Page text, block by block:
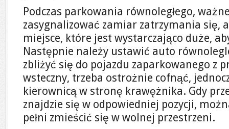
Podczas parkowania równoległego,
zasygnalizować zamiar zatrzymania się,
miejsce, które jest wystarczająco duże,
Następnie należy ustawić auto
zbliżyć się do pojazdu zaparkowanego z
wsteczny, trzeba ostrożnie cofnąć,
kierownicą w stronę krawężnika. Gdy
znajdzie się w odpowiedniej pozycji,
pełni zmieścić się w wolnej przestrzeni.